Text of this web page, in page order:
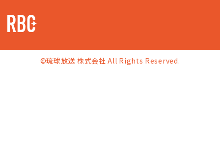
©琉球放送 株式会社 All Rights Reserved.